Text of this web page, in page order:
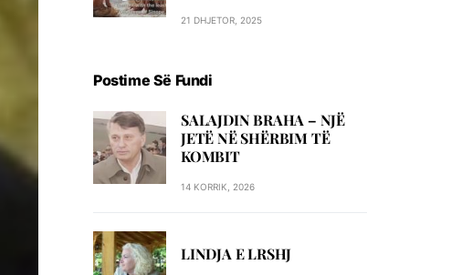
21 DHJETOR, 2025
Postime Së Fundi
SALAJDIN BRAHA – NJЁ
JETЁ NЁ SHЁRBIM TЁ
KOMBIT
14 KORRIK, 2026
LINDJA E LRSHJ